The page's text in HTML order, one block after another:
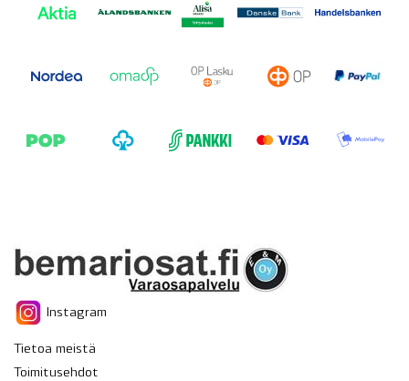
Instagram
Tietoa meistä
Toimitusehdot